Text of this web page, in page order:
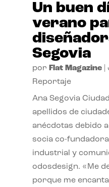
Un buen
verano
Segovia
por Flat Magazine|
Reportaje
Ana Segovia
apellidos de
anécdotas debido
socia co-
industrial y
odosdesign. «Me
porque me